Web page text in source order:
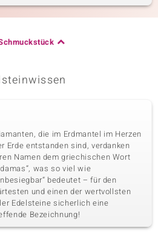
die im Erdmantel im Herzen
Erde entstanden sind, verdanken
Namen dem griechischen Wort
was so viel wie
bedeutet – für den
und einen der wertvollsten
Edelsteine sicherlich eine
Bezeichnung!